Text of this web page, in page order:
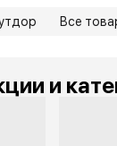
Все
и